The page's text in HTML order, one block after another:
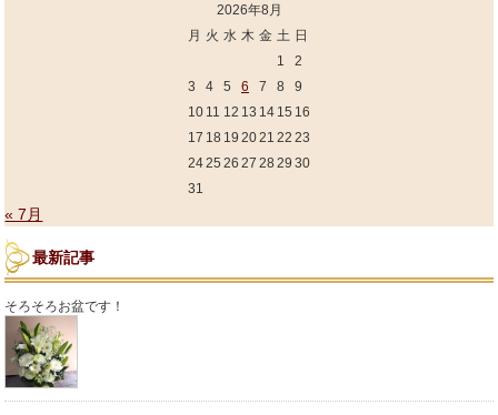
2026年8月
月 火 水 木 金 土 日
1
2
3
4 5 6 7 8
9
10 11 12 13 14 15 16
17 18 19 2021 22 23
2425 26 27 28 29 30
31
« 7月
最新記事
そろそろお盆です！